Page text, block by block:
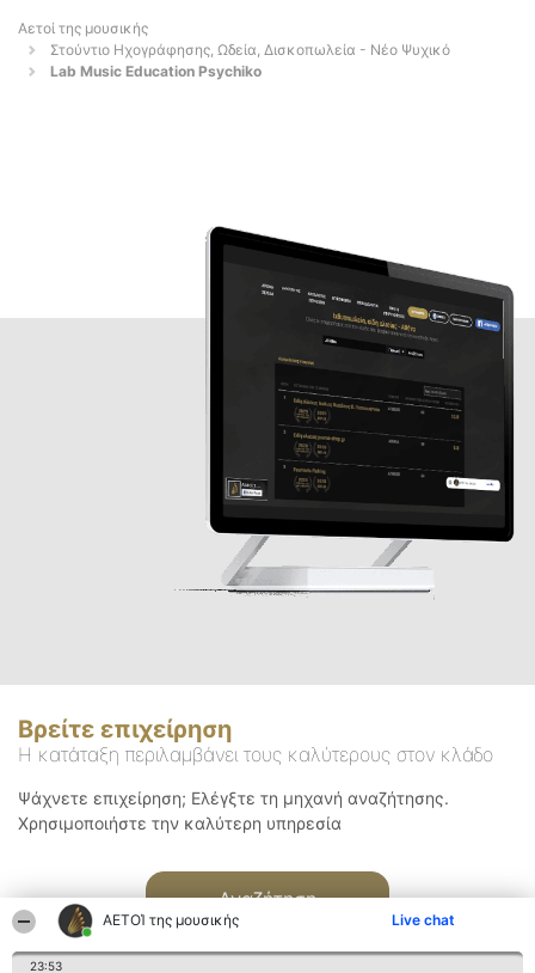
ΑΕΤΟΊ της μουσικής Live chat
23:53
Αετοί της μουσικής
Στούντιο Ηχογράφησης, Ωδεία, Δισκοπωλεία - Νέο Ψυχικό
Lab Music Education Psychiko
Βρείτε επιχείρηση
Η κατάταξη περιλαμβάνει τους καλύτερους στον κλάδο
Ψάχνετε επιχείρηση; Ελέγξτε τη μηχανή αναζήτησης.
Χρησιμοποιήστε την καλύτερη υπηρεσία
Αναζήτηση